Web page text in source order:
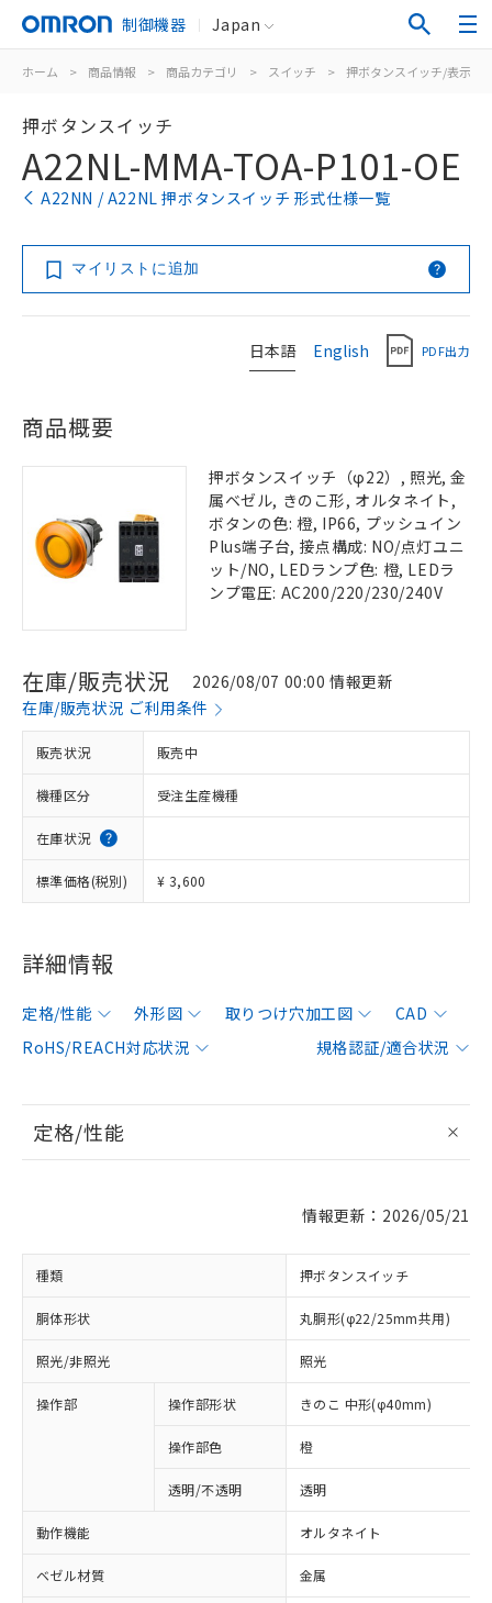
制御機器 Japan
ホーム > 商品情報 > 商品カテゴリ > スイッチ > 押ボタンスイッチ/表示灯
押ボタンスイッチ
A22NL-MMA-TOA-P101-OE
A22NN / A22NL 押ボタンスイッチ 形式仕様一覧
マイリストに追加
日本語 English PDF出力
商品概要
押ボタンスイッチ（φ22）, 照光, 金
属ベゼル, きのこ形, オルタネイト,
ボタンの色: 橙, IP66, プッシュイン
Plus端子台, 接点構成: NO/点灯ユニ
ット/NO, LEDランプ色: 橙, LEDラ
ンプ電圧: AC200/220/230/240V
在庫/販売状況
2026/08/07 00:00 情報更新
在庫/販売状況 ご利用条件
販売状況 販売中
機種区分 受注生産機種
在庫状況
標準価格(税別) ¥ 3,600
詳細情報
定格/性能 外形図 取りつけ穴加工図
CAD
RoHS/REACH対応状況
規格認証/適合状況
定格/性能
情報更新：2026/05/21
種類 押ボタンスイッチ
胴体形状 丸胴形(φ22/25mm共用)
照光/非照光 照光
操作部 操作部形状 きのこ 中形(φ40mm)
操作部色 橙
透明/不透明 透明
動作機能 オルタネイト
ベゼル材質 金属